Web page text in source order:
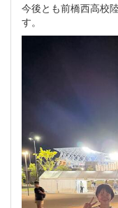
今後とも前橋西高校
す。